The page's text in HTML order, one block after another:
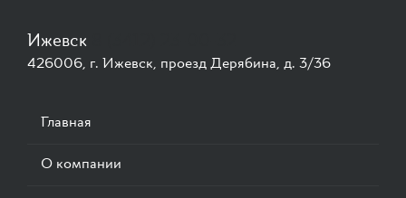
Ижевск
426006, г. Ижевск, проезд Дерябина, д. 3/36
Основная
Главная
О компании